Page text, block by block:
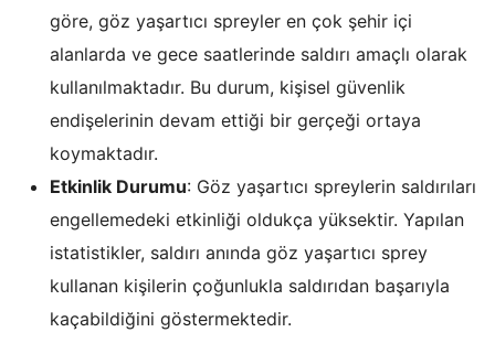
göre, göz yaşartıcı spreyler en çok şehir içi
alanlarda ve gece saatlerinde saldırı amaçlı olarak
kullanılmaktadır. Bu durum, kişisel güvenlik
endişelerinin devam ettiği bir gerçeği ortaya
koymaktadır.
Etkinlik Durumu: Göz yaşartıcı spreylerin saldırıları
engellemedeki etkinliği oldukça yüksektir. Yapılan
istatistikler, saldırı anında göz yaşartıcı sprey
kullanan kişilerin çoğunlukla saldırıdan başarıyla
kaçabildiğini göstermektedir.